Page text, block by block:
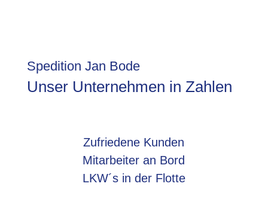
Spedition Jan Bode
Unser Unternehmen in Zahlen
Zufriedene Kunden
Mitarbeiter an Bord
LKW´s in der Flotte